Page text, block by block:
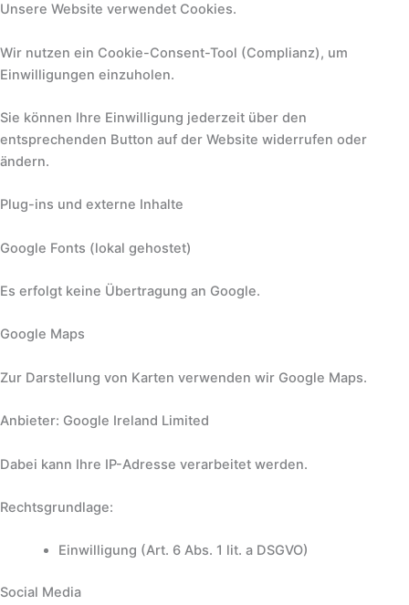
Unsere Website verwendet Cookies.
Wir nutzen ein Cookie-Consent-Tool (Complianz), um
Einwilligungen einzuholen.
Sie können Ihre Einwilligung jederzeit über den
entsprechenden Button auf der Website widerrufen oder
ändern.
Plug-ins und externe Inhalte
Google Fonts (lokal gehostet)
Es erfolgt keine Übertragung an Google.
Google Maps
Zur Darstellung von Karten verwenden wir Google Maps.
Anbieter: Google Ireland Limited
Dabei kann Ihre IP-Adresse verarbeitet werden.
Rechtsgrundlage:
Einwilligung (Art. 6 Abs. 1 lit. a DSGVO)
Social Media